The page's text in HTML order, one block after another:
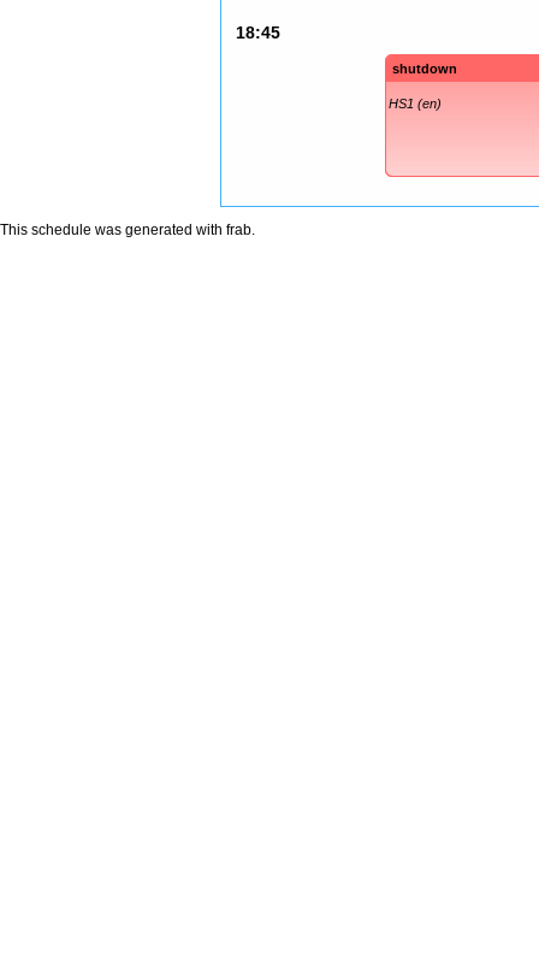
18:45
shutdown
HS1 (en)
This schedule was generated with frab.